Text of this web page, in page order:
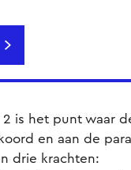
2 is het punt waar
en aan de
drie krachten: